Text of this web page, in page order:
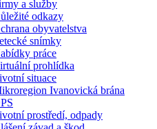
a služby
odkazy
obyvatelstva
snímky
práce
prohlídka
situace
Ivanovická brána
prostředí, odpady